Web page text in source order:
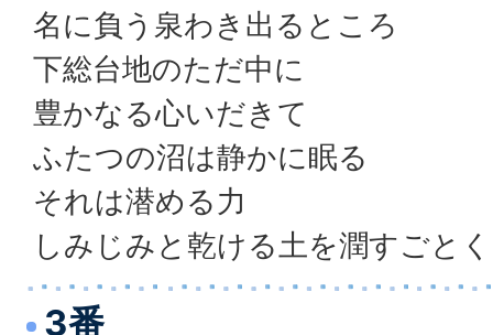
名に負う泉わき出るところ
下総台地のただ中に
豊かなる心いだきて
ふたつの沼は静かに眠る
それは潜める力
しみじみと乾ける土を潤すごとく
3番